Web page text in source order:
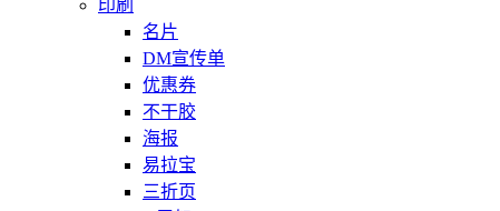
印刷
名片
DM宣传单
优惠券
不干胶
海报
易拉宝
三折页